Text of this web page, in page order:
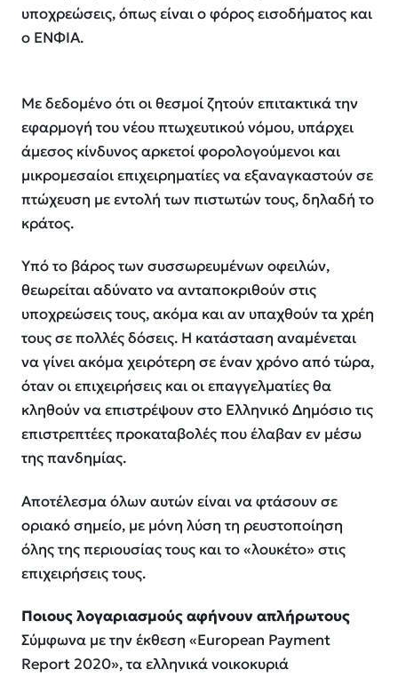
υποχρεώσεις, όπως είναι ο φόρος εισοδήματος και
ο ΕΝΦΙΑ.
Με δεδομένο ότι οι θεσμοί ζητούν επιτακτικά την
εφαρμογή του νέου πτωχευτικού νόμου, υπάρχει
άμεσος κίνδυνος αρκετοί φορολογούμενοι και
μικρομεσαίοι επιχειρηματίες να εξαναγκαστούν σε
πτώχευση με εντολή των πιστωτών τους, δηλαδή το
κράτος.
Υπό το βάρος των συσσωρευμένων οφειλών,
θεωρείται αδύνατο να ανταποκριθούν στις
υποχρεώσεις τους, ακόμα και αν υπαχθούν τα χρέη
τους σε πολλές δόσεις. Η κατάσταση αναμένεται
να γίνει ακόμα χειρότερη σε έναν χρόνο από τώρα,
όταν οι επιχειρήσεις και οι επαγγελματίες θα
κληθούν να επιστρέψουν στο Ελληνικό Δημόσιο τις
επιστρεπτέες προκαταβολές που έλαβαν εν μέσω
της πανδημίας.
Αποτέλεσμα όλων αυτών είναι να φτάσουν σε
οριακό σημείο, με μόνη λύση τη ρευστοποίηση
όλης της περιουσίας τους και το «λουκέτο» στις
επιχειρήσεις τους.
Ποιους λογαριασμούς αφήνουν απλήρωτους
Σύμφωνα με την έκθεση «European Payment
Report 2020», τα ελληνικά νοικοκυριά